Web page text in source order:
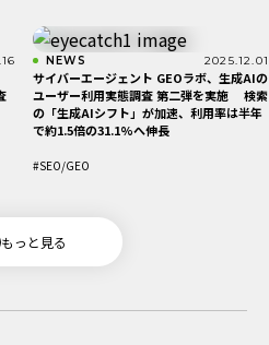
もっと見る
NEWS 2025.12.01
​サイバーエージェント GEOラボ、生成AIの
ユーザー利用実態調査 第二弾を実施 検索
の「生成AIシフト」が加速、利用率は半年
で約1.5倍の31.1%へ伸長
#SEO/GEO